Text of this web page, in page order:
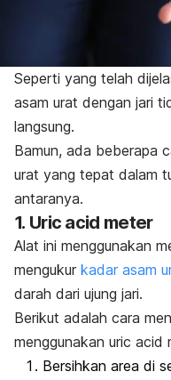
Seperti yang telah
asam urat dengan jari
langsung.
Bamun, ada beberapa
urat yang tepat dalam
antaranya.
1. Uric acid meter
Alat ini menggunakan
mengukur kadar asam
darah dari ujung jari.
Berikut adalah cara
menggunakan uric acid
Bersihkan area di